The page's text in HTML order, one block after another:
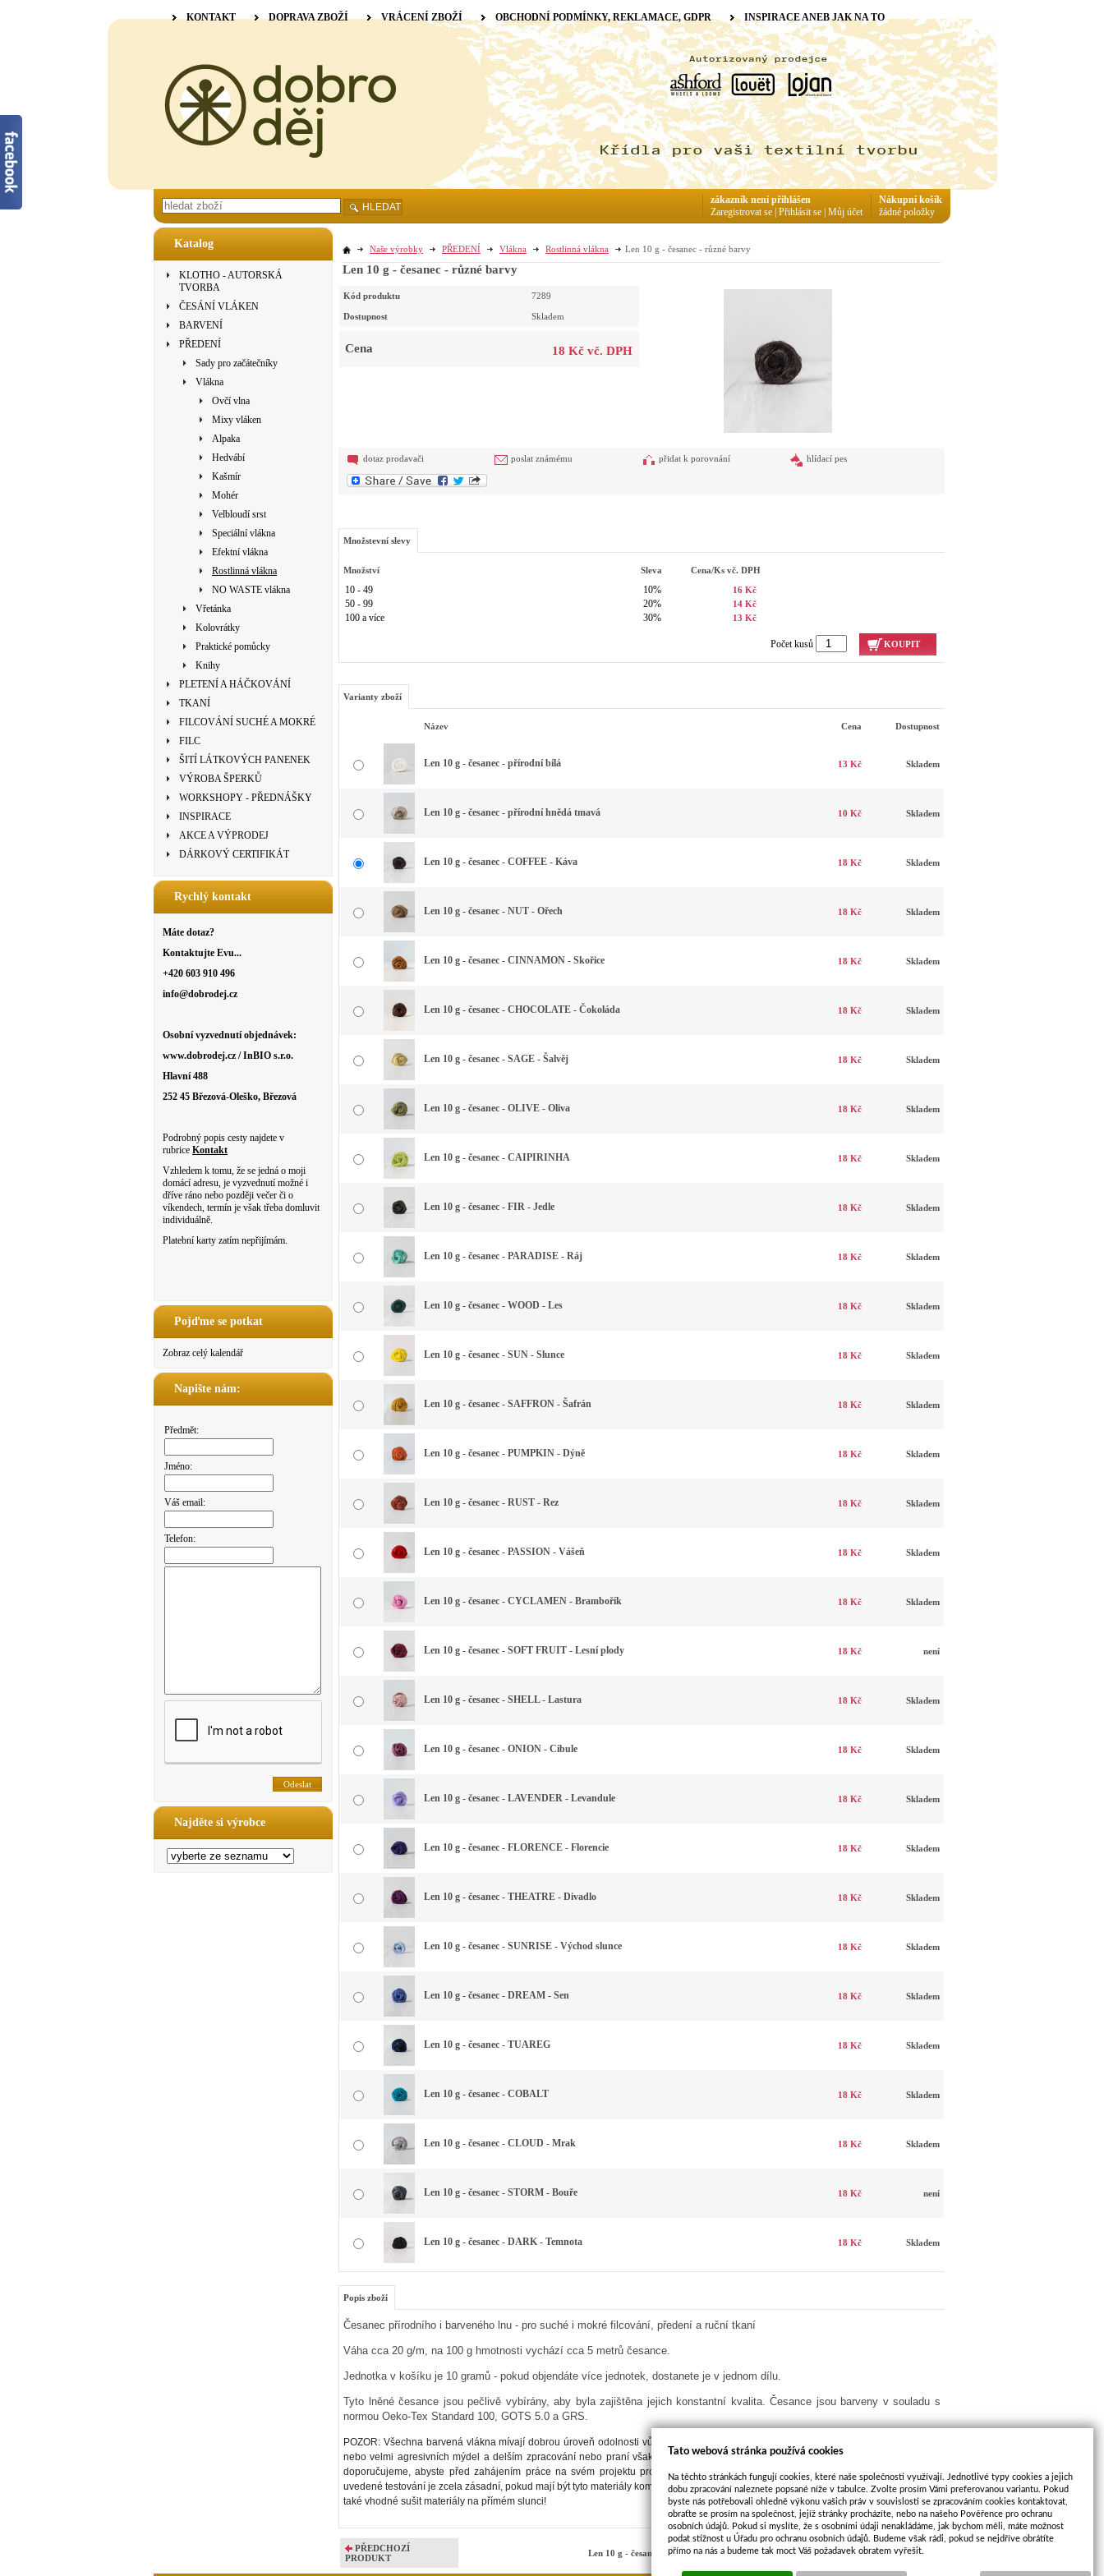
Katalog
KLOTHO - AUTORSKÁ
TVORBA
ČESÁNÍ VLÁKEN
BARVENÍ
PŘEDENÍ
Sady pro začátečníky
Vlákna
Ovčí vlna
Mixy vláken
Alpaka
Hedvábí
Kašmír
Mohér
Velbloudí srst
Speciální vlákna
Efektní vlákna
Rostlinná vlákna
NO WASTE vlákna
Vřetánka
Kolovrátky
Praktické pomůcky
Knihy
PLETENÍ A HÁČKOVÁNÍ
TKANÍ
FILCOVÁNÍ SUCHÉ A MOKRÉ
FILC
ŠITÍ LÁTKOVÝCH PANENEK
VÝROBA ŠPERKŮ
WORKSHOPY - PŘEDNÁŠKY
INSPIRACE
AKCE A VÝPRODEJ
DÁRKOVÝ CERTIFIKÁT
Rychlý kontakt
Máte dotaz?
Kontaktujte Evu...
+420 603 910 496
info@dobrodej.cz
Osobní vyzvednutí objednávek:
www.dobrodej.cz / InBIO s.r.o.
Hlavní 488
252 45 Březová-Oleško, Březová
Podrobný popis cesty najdete v
rubrice Kontakt
Vzhledem k tomu, že se jedná o moji
domácí adresu, je vyzvednutí možné i
dříve ráno nebo později večer či o
víkendech, termín je však třeba domluvit
individuálně.
Platební karty zatím nepřijímám.
Pojďme se potkat
Zobraz celý kalendář
Napište nám:
Předmět:
Jméno:
Váš email:
Telefon:
Najděte si výrobce
Naše výrobky PŘEDENÍ Vlákna Rostlinná vlákna Len 10 g - česanec - různé barvy
Len 10 g - česanec - různé barvy
Kód produktu 7289
Dostupnost Skladem
Cena 18 Kč vč. DPH
dotaz prodavači poslat známému přidat k porovnání hlídací pes
Množstevní slevy
Množství Sleva Cena/ks vč. DPH
10 - 49 10% 16 Kč
50 - 99 20% 14 Kč
100 a více 30% 13 Kč
Počet kusů KOUPIT
Varianty zboží
Název Cena Dostupnost
Len 10 g - česanec - přírodní bílá 13 Kč Skladem
Len 10 g - česanec - přírodní hnědá tmavá 10 Kč Skladem
Len 10 g - česanec - COFFEE - Káva 18 Kč Skladem
Len 10 g - česanec - NUT - Ořech 18 Kč Skladem
Len 10 g - česanec - CINNAMON - Skořice 18 Kč Skladem
Len 10 g - česanec - CHOCOLATE - Čokoláda 18 Kč Skladem
Len 10 g - česanec - SAGE - Šalvěj 18 Kč Skladem
Len 10 g - česanec - OLIVE - Oliva 18 Kč Skladem
Len 10 g - česanec - CAIPIRINHA 18 Kč Skladem
Len 10 g - česanec - FIR - Jedle 18 Kč Skladem
Len 10 g - česanec - PARADISE - Ráj 18 Kč Skladem
Len 10 g - česanec - WOOD - Les 18 Kč Skladem
Len 10 g - česanec - SUN - Slunce 18 Kč Skladem
Len 10 g - česanec - SAFFRON - Šafrán 18 Kč Skladem
Len 10 g - česanec - PUMPKIN - Dýně 18 Kč Skladem
Len 10 g - česanec - RUST - Rez 18 Kč Skladem
Len 10 g - česanec - PASSION - Vášeň 18 Kč Skladem
Len 10 g - česanec - CYCLAMEN - Brambořík 18 Kč Skladem
Len 10 g - česanec - SOFT FRUIT - Lesní plody 18 Kč není
Len 10 g - česanec - SHELL - Lastura 18 Kč Skladem
Len 10 g - česanec - ONION - Cibule 18 Kč Skladem
Len 10 g - česanec - LAVENDER - Levandule 18 Kč Skladem
Len 10 g - česanec - FLORENCE - Florencie 18 Kč Skladem
Len 10 g - česanec - THEATRE - Divadlo 18 Kč Skladem
Len 10 g - česanec - SUNRISE - Východ slunce 18 Kč Skladem
Len 10 g - česanec - DREAM - Sen 18 Kč Skladem
Len 10 g - česanec - TUAREG 18 Kč Skladem
Len 10 g - česanec - COBALT 18 Kč Skladem
Len 10 g - česanec - CLOUD - Mrak 18 Kč Skladem
Len 10 g - česanec - STORM - Bouře 18 Kč není
Len 10 g - česanec - DARK - Temnota 18 Kč Skladem
Popis zboží
Česanec přírodního i barveného lnu - pro suché i mokré filcování, předení a ruční tkaní
Váha cca 20 g/m, na 100 g hmotnosti vychází cca 5 metrů česance.
Jednotka v košíku je 10 gramů - pokud objendáte více jednotek, dostanete je v jednom dílu.
Tyto lněné česance jsou pečlivě vybírány, aby byla zajištěna jejich konstantní kvalita. Česance jsou barveny v souladu s
normou Oeko-Tex Standard 100, GOTS 5.0 a GRS.
POZOR: Všechna barvená vlákna mívají dobrou úroveň odolnosti vůči světlu a praní. Tmavé a světlé barvy v přítomnosti alkalických
nebo velmi agresivních mýdel a delším zpracování nebo praní však mohou vykazovat ztrátu barvy. Proto u všech těchto materiálů
doporučujeme, abyste před zahájením práce na svém projektu provedli test zpracování a praní s použitím malého vzorku. Výše
uvedené testování je zcela zásadní, pokud mají být tyto materiály kombinovány s nebarvenými nebo světle zbarvenými materiály. Není
také vhodné sušit materiály na přímém slunci!
PŘEDCHOZÍ
PRODUKT
Len 10 g - česanec - různé barvy
DALŠÍ
PRODUKT
KONTAKT DOPRAVA ZBOŽÍ VRÁCENÍ ZBOŽÍ OBCHODNÍ PODMÍNKY, REKLAMACE, GDPR INSPIRACE ANEB JAK NA TO
HLEDAT
Nákupní košík
žádné položky
zákazník není přihlášen
Zaregistrovat se Přihlásit se Můj účet
Tato webová stránka používá cookies
Na těchto stránkách fungují cookies, které naše společnosti využívají. Jednotlivé typy cookies a jejich
dobu zpracování naleznete popsané níže v tabulce. Zvolte prosím Vámi preferovanou variantu. Pokud
byste nás potřebovali ohledně výkonu vašich práv v souvislosti se zpracováním cookies kontaktovat,
obraťte se prosím na společnost, jejíž stránky procházíte, nebo na našeho Pověřence pro ochranu
osobních údajů. Pokud si myslíte, že s osobními údaji nenakládáme, jak bychom měli, máte možnost
podat stížnost u Úřadu pro ochranu osobních údajů. Budeme však rádi, pokud se nejdříve obrátíte
přímo na nás a budeme tak moct Váš požadavek obratem vyřešit.